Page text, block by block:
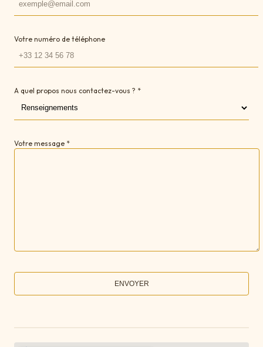
Votre numéro de téléphone
A quel propos nous contactez-vous ? *
Votre message *